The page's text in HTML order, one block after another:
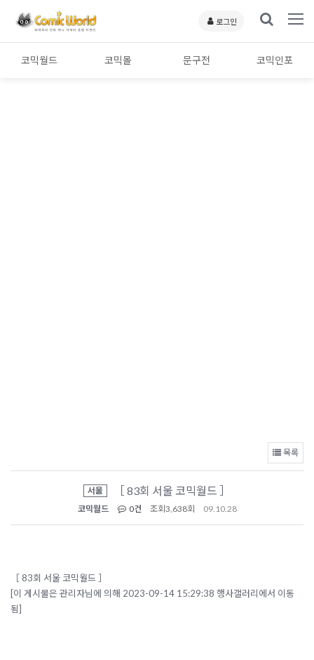
로그인
코믹월드 코믹몰 문구전 코믹인포
목록
서울 ［ 83회 서울 코믹월드 ］
코믹월드 0건 조회 3,638회 09.10.28
［ 83회 서울 코믹월드 ］
[이 게시물은 관리자님에 의해 2023-09-14 15:29:38 행사갤러리에서 이동
됨]